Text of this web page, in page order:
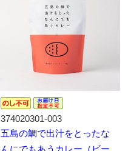
374020301-003
五島の鯛で出汁をとったな
んにでもあうカレー（ビー